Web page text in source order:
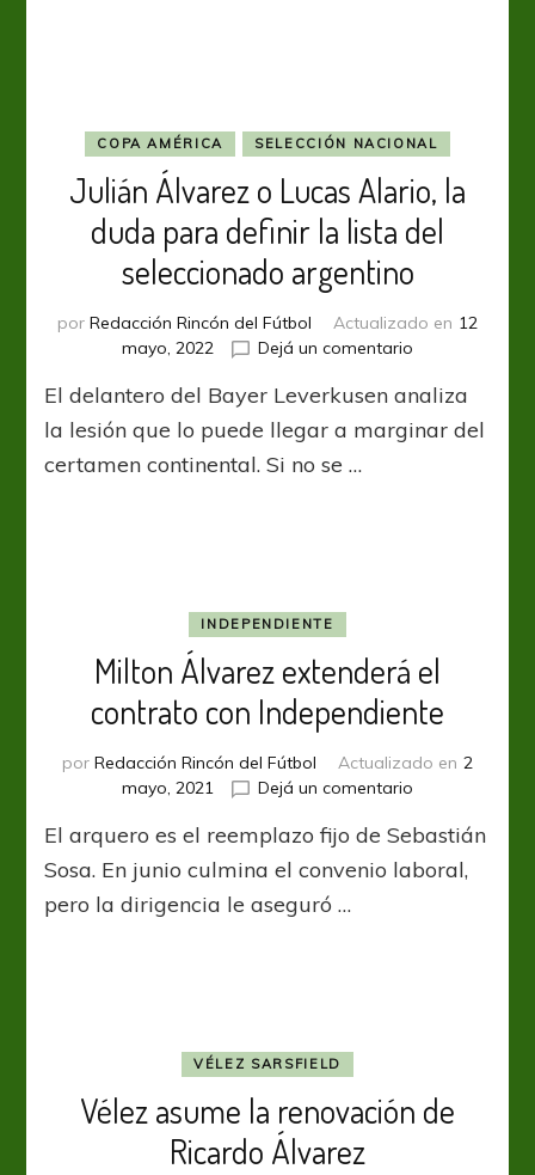
pasa”
COPA AMÉRICA SELECCIÓN NACIONAL
Julián Álvarez o Lucas Alario, la
duda para definir la lista del
seleccionado argentino
por Redacción Rincón del Fútbol Actualizado en 12
mayo, 2022
Dejá un comentario
Álvarez
o
seleccionado
argentino
El delantero del Bayer Leverkusen analiza
la lesión que lo puede llegar a marginar del
certamen continental. Si no se …
INDEPENDIENTE
Milton Álvarez extenderá el
contrato con Independiente
por Redacción Rincón del Fútbol Actualizado en 2
mayo, 2021
Dejá un comentario
Álvarez
extenderá
El arquero es el reemplazo fijo de Sebastián
Sosa. En junio culmina el convenio laboral,
pero la dirigencia le aseguró …
VÉLEZ SARSFIELD
Vélez asume la renovación de
Ricardo Álvarez